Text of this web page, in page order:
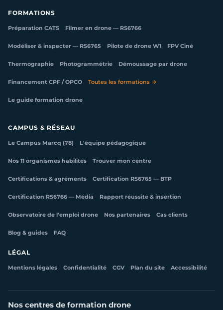
FORMATIONS
Préparation CATS Filmer en drone — RS6766
Modéliser & inspecter — RS6765 Pilote de drone W1 FPV Ciné
Thermographie Photogrammétrie Démoussage par drone
Financement CPF / OPCO Toutes les formations →
Le guide formation drone
CAMPUS & RÉSEAU
Le Campus Marcq (78) L'équipe pédagogique
Nos 11 organismes habilités Trouver mon centre
Certifications & agréments Certification RS6765 — BTP
Certification RS6766 — Média Rapport réussite & insertion
Observatoire de l'emploi drone Nos partenaires Cas clients
Blog & guides FAQ
LÉGAL
Mentions légales Confidentialité CGV Plan du site Accessibilité
Nos centres de formation drone